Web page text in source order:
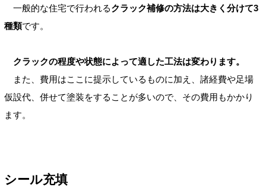
一般的な住宅で行われるクラック補修の方法は大きく分けて3
種類です。
クラックの程度や状態によって適した工法は変わります。
また、費用はここに提示しているものに加え、諸経費や足場
仮設代、併せて塗装をすることが多いので、その費用もかかり
ます。
シール充填